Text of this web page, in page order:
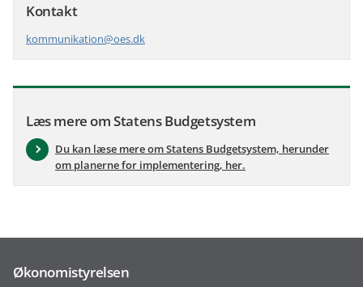
Kontakt
kommunikation@oes.dk
Læs mere om Statens Budgetsystem
Du kan læse mere om Statens Budgetsystem, herunder
om planerne for implementering, her.
Økonomistyrelsen